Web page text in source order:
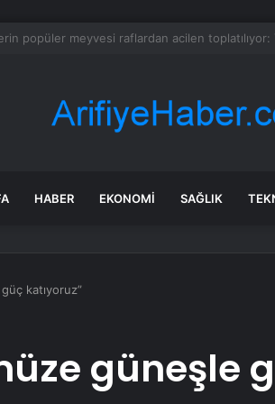
AKP’ye geçen belediye başkanlarına tepki
HABER EKONOMI SAĞLIK
katıyoruz”
güneşle